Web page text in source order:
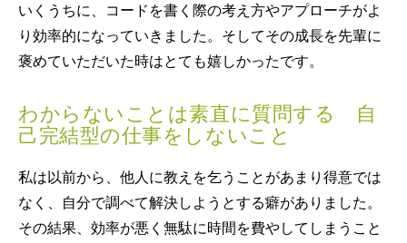
いくうちに、コードを書く際の考え方やアプローチがよ
り効率的になっていきました。そしてその成長を先輩に
褒めていただいた時はとても嬉しかったです。
わからないことは素直に質問する 自
己完結型の仕事をしないこと
私は以前から、他人に教えを乞うことがあまり得意では
なく、自分で調べて解決しようとする癖がありました。
その結果、効率が悪く無駄に時間を費やしてしまうこと